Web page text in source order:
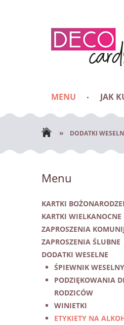
MENU JAK
BLOG
» DODATKI
Menu
KARTKI
KARTKI WIELKANOCNE
ZAPROSZENIA
ZAPROSZENIA ŚLUBNE
DODATKI WESELNE
ŚPIEWNIK WESELNY
PODZIĘKOWANIA
RODZICÓW
WINIETKI
ETYKIETY NA